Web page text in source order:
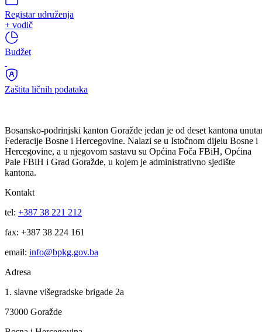
Registar budžetskih korisnika
Registar udruženja
+ vodič
Budžet